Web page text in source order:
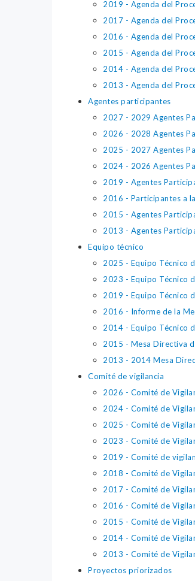
2019 - Agenda del
2017 - Agenda del
2016 - Agenda del
2015 - Agenda del
2014 - Agenda del
2013 - Agenda del
Agentes participantes
2027 - 2029 Agentes
2026 - 2028 Agentes
2025 - 2027 Agentes
2024 - 2026 Agentes
2019 - Agentes
2016 - Participantes a
2015 - Agentes
2013 - Agentes
Equipo técnico
2025 - Equipo Técnico
2023 - Equipo Técnico
2019 - Equipo Técnico
2016 - Informe de la
2014 - Equipo Técnico
2015 - Mesa Directiva
2013 - 2014 Mesa
Comité de vigilancia
2026 - Comité de
2024 - Comité de
2025 - Comité de
2023 - Comité de
2019 - Comité de
2018 - Comité de
2017 - Comité de
2016 - Comité de
2015 - Comité de
2014 - Comité de
2013 - Comité de
Proyectos priorizados